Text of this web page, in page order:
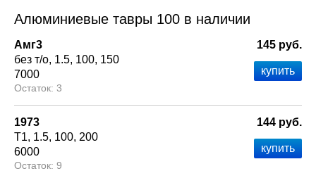
Алюминиевые тавры 100 в наличии
Амг3
без т/о 1.5 100 150
7000
3
145 руб.
1973
Т1 1.5 100 200
6000
9
144 руб.